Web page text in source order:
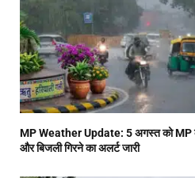
MP Weather Update: 5 अगस्त को MP
और बिजली गिरने का अलर्ट जारी